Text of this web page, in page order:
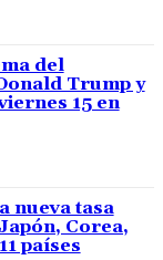
del
Trump y
15 en
nueva tasa
Corea,
países